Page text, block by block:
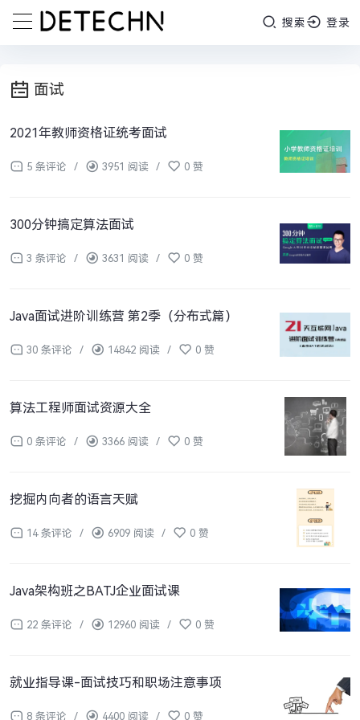
搜索 登录
面试
2021年教师资格证统考面试
5 条评论 / 3951 阅读 / 0 赞
300分钟搞定算法面试
3 条评论 / 3631 阅读 / 0 赞
Java面试进阶训练营 第2季（分布式篇）
30 条评论 / 14842 阅读 / 0 赞
算法工程师面试资源大全
0 条评论 / 3366 阅读 / 0 赞
挖掘内向者的语言天赋
14 条评论 / 6909 阅读 / 0 赞
Java架构班之BATJ企业面试课
22 条评论 / 12960 阅读 / 0 赞
就业指导课-面试技巧和职场注意事项
8 条评论 / 4400 阅读 / 0 赞